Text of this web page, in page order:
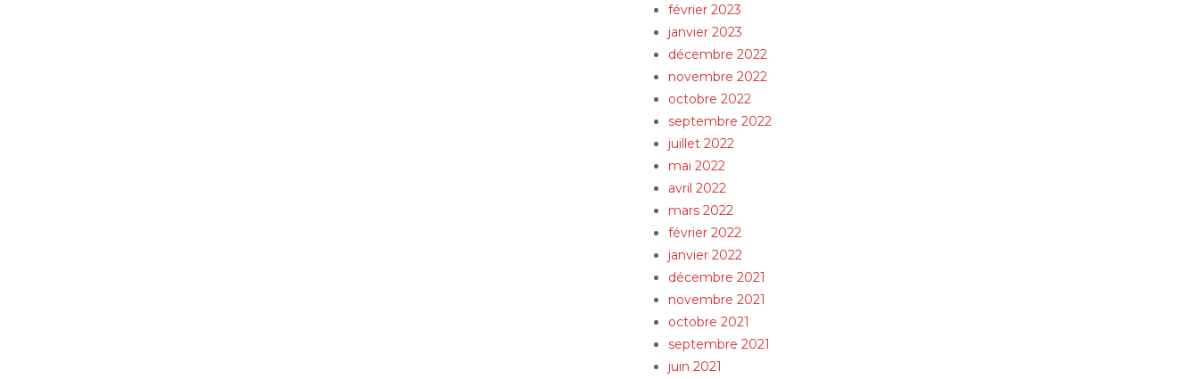
février 2023
janvier 2023
décembre 2022
novembre 2022
octobre 2022
septembre 2022
juillet 2022
mai 2022
avril 2022
mars 2022
février 2022
janvier 2022
décembre 2021
novembre 2021
octobre 2021
septembre 2021
juin 2021